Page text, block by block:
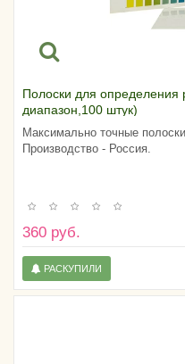
Полоски для определения
диапазон,100 штук)
Максимально точные
Производство - Россия.
360 руб.
РАСКУПИЛИ